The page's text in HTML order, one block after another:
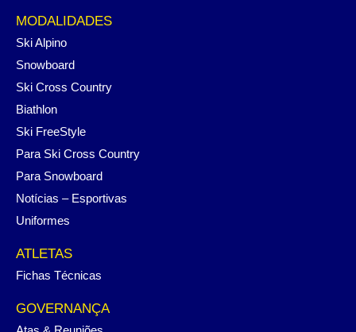
MODALIDADES
Ski Alpino
Snowboard
Ski Cross Country
Biathlon
Ski FreeStyle
Para Ski Cross Country
Para Snowboard
Notícias – Esportivas
Uniformes
ATLETAS
Fichas Técnicas
GOVERNANÇA